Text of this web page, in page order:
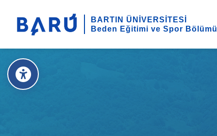
BARTIN ÜNİVERSİTESİ
Beden Eğitimi ve Spor Bölümü